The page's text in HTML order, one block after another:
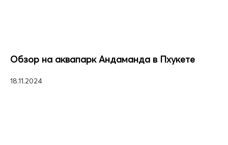
Обзор на аквапарк Андаманда в Пхукете
18.11.2024